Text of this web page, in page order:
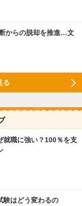
からの脱却を推進…文
る
就職に強い？100％を支
験はどう変わるの